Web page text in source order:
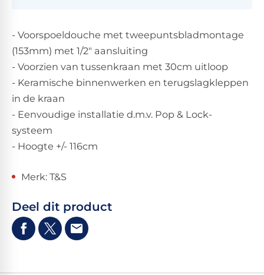
- Voorspoeldouche met tweepuntsbladmontage
(153mm) met 1/2" aansluiting
- Voorzien van tussenkraan met 30cm uitloop
- Keramische binnenwerken en terugslagkleppen
in de kraan
- Eenvoudige installatie d.m.v. Pop & Lock-
systeem
- Hoogte +/- 116cm
Merk: T&S
Deel dit product